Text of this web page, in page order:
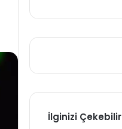
İlginizi Çekebilir